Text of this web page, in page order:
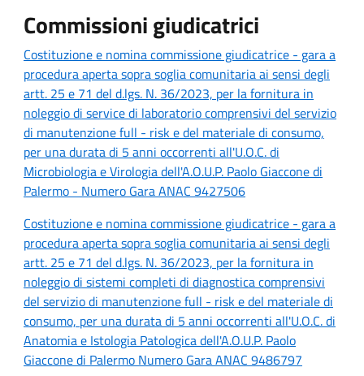
Commissioni giudicatrici
Costituzione e nomina commissione giudicatrice - gara a
procedura aperta sopra soglia comunitaria ai sensi degli
artt. 25 e 71 del d.lgs. N. 36/2023, per la fornitura in
noleggio di service di laboratorio comprensivi del servizio
di manutenzione full - risk e del materiale di consumo,
per una durata di 5 anni occorrenti all'U.O.C. di
Microbiologia e Virologia dell'A.O.U.P. Paolo Giaccone di
Palermo - Numero Gara ANAC 9427506
Costituzione e nomina commissione giudicatrice - gara a
procedura aperta sopra soglia comunitaria ai sensi degli
artt. 25 e 71 del d.lgs. N. 36/2023, per la fornitura in
noleggio di sistemi completi di diagnostica comprensivi
del servizio di manutenzione full - risk e del materiale di
consumo, per una durata di 5 anni occorrenti all'U.O.C. di
Anatomia e Istologia Patologica dell'A.O.U.P. Paolo
Giaccone di Palermo Numero Gara ANAC 9486797